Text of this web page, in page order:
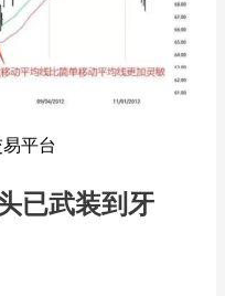
平台
已武装到牙